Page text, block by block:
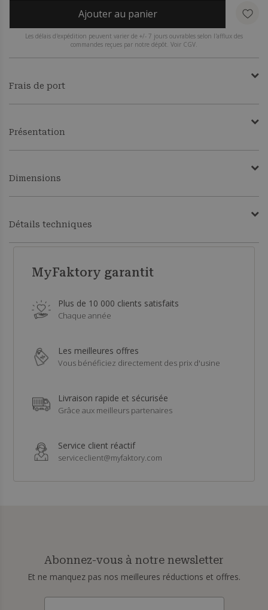
Ajouter au panier
Les délais d'expédition peuvent varier de +/- 7 jours ouvrables selon l'afflux des
commandes reçues par notre dépôt. Voir CGV.
Frais de port
Présentation
Dimensions
Détails techniques
MyFaktory garantit
Plus de 10 000 clients satisfaits
Chaque année
Les meilleures offres
Vous bénéficiez directement des prix d'usine
Livraison rapide et sécurisée
Grâce aux meilleurs partenaires
Service client réactif
serviceclient@myfaktory.com
Abonnez-vous à notre newsletter
Et ne manquez pas nos meilleures réductions et offres.